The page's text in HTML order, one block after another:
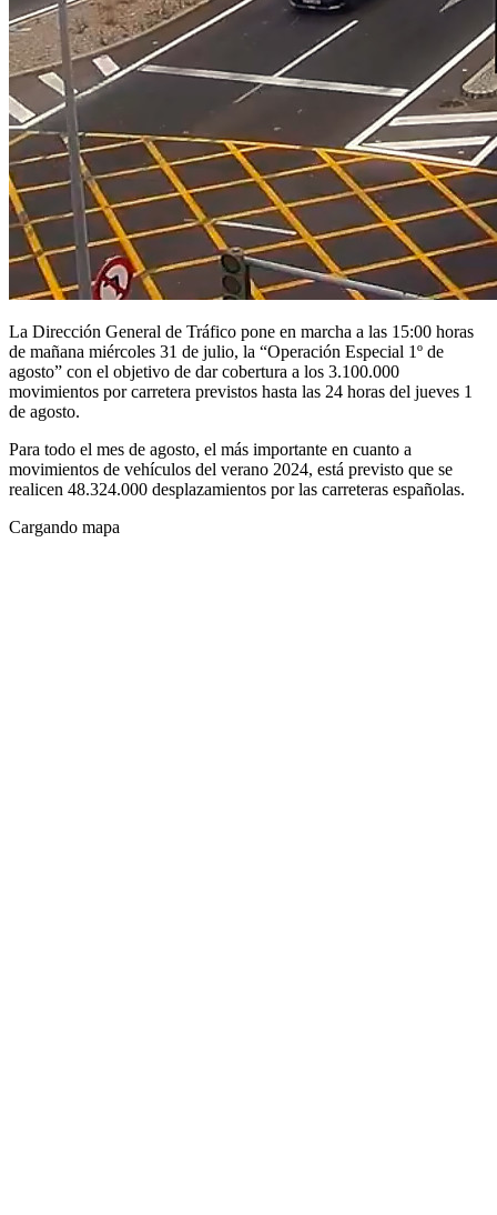
La Dirección General de Tráfico pone en marcha a las 15:00 horas
de mañana miércoles 31 de julio, la “Operación Especial 1º de
agosto” con el objetivo de dar cobertura a los 3.100.000
movimientos por carretera previstos hasta las 24 horas del jueves 1
de agosto.
Para todo el mes de agosto, el más importante en cuanto a
movimientos de vehículos del verano 2024, está previsto que se
realicen 48.324.000 desplazamientos por las carreteras españolas.
Cargando mapa